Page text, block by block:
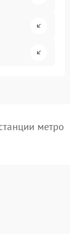
метро